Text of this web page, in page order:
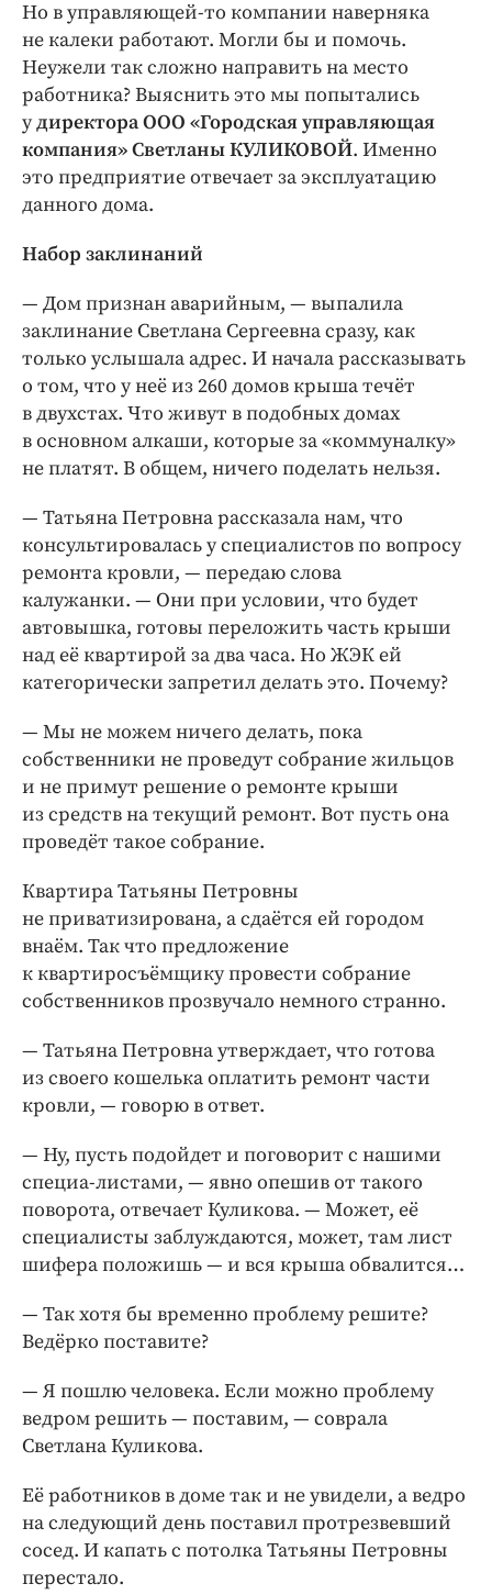
Но в управляющей-то компании наверняка
не калеки работают. Могли бы и помочь.
Неужели так сложно направить на место
работника? Выяснить это мы попытались
удиректора ООО «Городская управляющая
компания» Светланы КУЛИКОВОЙ. Именно
это предприятие отвечает за эксплуатацию
данного дома.
Набор заклинаний
— Дом признан аварийным, — ​выпалила
заклинание Светлана Сергеевна сразу, как
только услышала адрес. И начала рассказывать
о том, что у неё из 260 домов крыша течёт
в двухстах. Что живут в подобных домах
в основном алкаши, которые за «коммуналку»
не платят. В общем, ничего поделать нельзя.
— Татьяна Петровна рассказала нам, что
консультировалась у специалистов по вопросу
ремонта кровли, — ​передаю слова
калужанки. — ​Они при условии, что будет
автовышка, готовы переложить часть крыши
над её квартирой за два часа. Но ЖЭК ей
категорически запретил делать это. Почему?
— Мы не можем ничего делать, пока
собственники не проведут собрание жильцов
и не примут решение о ремонте крыши
из средств на текущий ремонт. Вот пусть она
проведёт такое собрание.
Квартира Татьяны Пет­ровны
не приватизирована, а сдаётся ей городом
внаём. Так что предложение
к квартиросъёмщику провести собрание
собственников прозвучало немного странно.
— Татьяна Петровна утверждает, что готова
из своего кошелька оплатить ремонт части
кровли, — ​говорю в ответ.
— Ну, пусть подойдет и поговорит с нашими
специа-листами, — ​явно опешив от такого
поворота, отвечает Куликова. — ​Может, её
специалисты заблуждаются, может, там лист
шифера положишь — ​и вся крыша обвалится…
— Так хотя бы временно проблему решите?
Ведёрко поставите?
— Я пошлю человека. Если можно проблему
ведром решить — ​поставим, — ​соврала
Светлана Куликова.
Её работников в доме так и не увидели, а ведро
на следующий день поставил протрезвевший
сосед. И капать с потолка Татьяны Петровны
перестало.